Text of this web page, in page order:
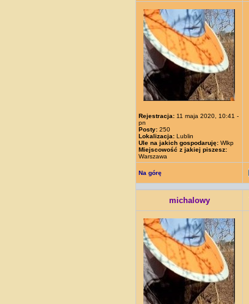
Rejestracja: 11 maja 2020, 10:41 -
pn
Posty: 250
Lokalizacja: Lublin
Ule na jakich gospodaruję: Wlkp
Miejscowość z jakiej piszesz:
Warszawa
Na górę
michalowy